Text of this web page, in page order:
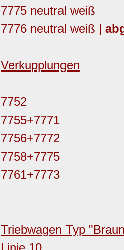
7775 neutral weiß
7776 neutral weiß |
Verkupplungen
7752
7755+7771
7756+7772
7758+7775
7761+7773
Triebwagen Typ